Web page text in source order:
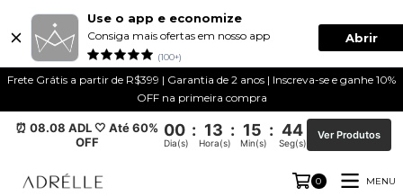
Use o app e economize
Consiga mais ofertas em nosso app
(100+)
Abrir
Frete Grátis a partir de R$399 | Garantia de 2 anos | Inscreva-se e ganhe 10%
OFF na primeira compra
⏰ 08.08 ADL 🤍 Até 60%
OFF
00 : 13 : 15 : 43
Dia(s) Hora(s) Min(s) Seg(s)
Ver Produtos
0 MENU